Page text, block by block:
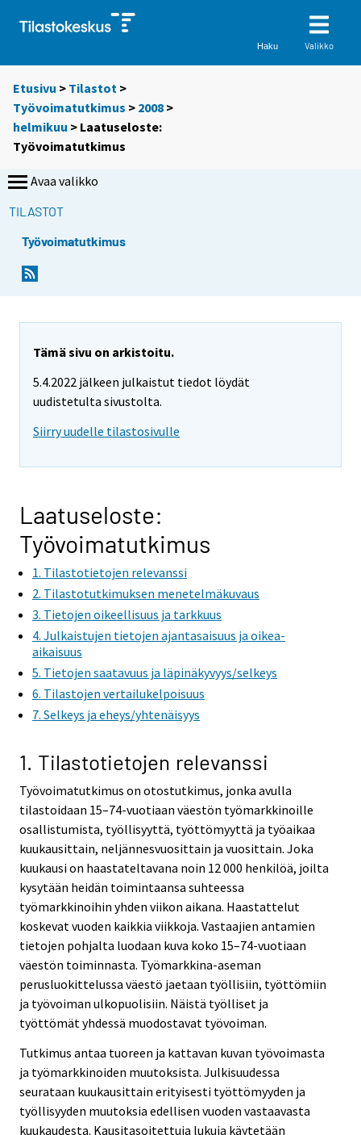
Haku Valikko
Etusivu > Tilastot >
Työvoimatutkimus > 2008 >
helmikuu > Laatuseloste:
Työvoimatutkimus
Avaa valikko
TILASTOT
Työvoimatutkimus
Tämä sivu on arkistoitu.
5.4.2022 jälkeen julkaistut tiedot löydät
uudistetulta sivustolta.
Siirry uudelle tilastosivulle
Laatuseloste:
Työvoimatutkimus
1. Tilastotietojen relevanssi
2. Tilastotutkimuksen menetelmäkuvaus
3. Tietojen oikeellisuus ja tarkkuus
4. Julkaistujen tietojen ajantasaisuus ja oikea-
aikaisuus
5. Tietojen saatavuus ja läpinäkyvyys/selkeys
6. Tilastojen vertailukelpoisuus
7. Selkeys ja eheys/yhtenäisyys
1. Tilastotietojen relevanssi
Työvoimatutkimus on otostutkimus, jonka avulla
tilastoidaan 15–74-vuotiaan väestön työmarkkinoille
osallistumista, työllisyyttä, työttömyyttä ja työaikaa
kuukausittain, neljännesvuosittain ja vuosittain. Joka
kuukausi on haastateltavana noin 12 000 henkilöä, joilta
kysytään heidän toimintaansa suhteessa
työmarkkinoihin yhden viikon aikana. Haastattelut
koskevat vuoden kaikkia viikkoja. Vastaajien antamien
tietojen pohjalta luodaan kuva koko 15–74-vuotiaan
väestön toiminnasta. Työmarkkina-aseman
perusluokittelussa väestö jaetaan työllisiin, työttömiin
ja työvoiman ulkopuolisiin. Näistä työlliset ja
työttömät yhdessä muodostavat työvoiman.
Tutkimus antaa tuoreen ja kattavan kuvan työvoimasta
ja työmarkkinoiden muutoksista. Julkisuudessa
seurataan kuukausittain erityisesti työttömyyden ja
työllisyyden muutoksia edellisen vuoden vastaavasta
kuukaudesta. Kausitasoitettuja lukuja käytetään